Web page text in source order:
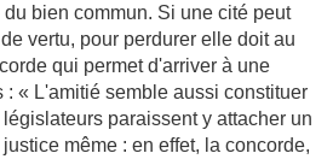
bien commun. Si une cité peut
vertu, pour perdurer elle doit au
qui permet d'arriver à une
: « L'amitié semble aussi constituer
paraissent y attacher un
même : en effet, la concorde,